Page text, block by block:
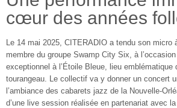
cœur des années
Le 14 mai 2025, CITERADIO a tendu son micro
membre du groupe Swamp City Six, à l’occasion
exceptionnel à l’Étoile Bleue, lieu emblématique
tourangeau. Le collectif va y donner un concert
l’ambiance des cabarets jazz de la Nouvelle-
d’une live session réalisée en partenariat avec